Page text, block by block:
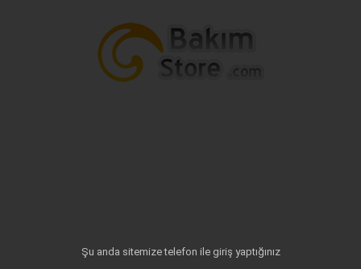
Şu anda sitemize telefon ile giriş yaptığınız